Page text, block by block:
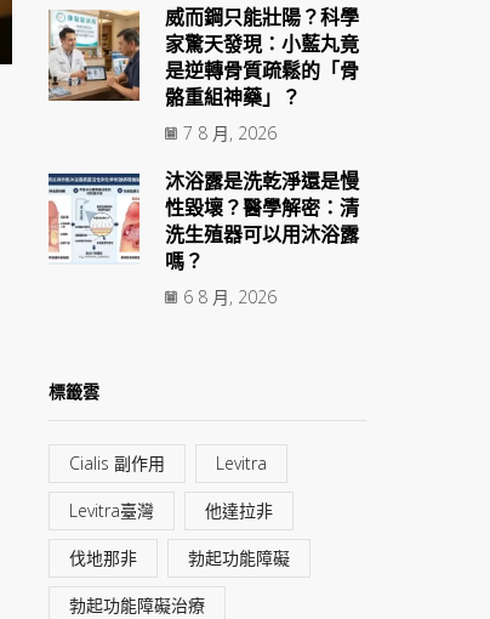
威而鋼只能壯陽？科學
家驚天發現：小藍丸竟
是逆轉骨質疏鬆的「骨
骼重組神藥」？
7 8 月, 2026
沐浴露是洗乾淨還是慢
性毀壞？醫學解密：清
洗生殖器可以用沐浴露
嗎？
6 8 月, 2026
標籤雲
Cialis 副作用 Levitra
Levitra臺灣 他達拉非
伐地那非 勃起功能障礙
勃起功能障礙治療